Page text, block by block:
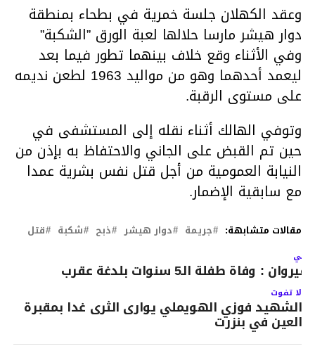
وعقد الكهلان جلسة خمرية في بطحاء بمنطقة
دوار هيشر مارسا حلالها لعبة الورق ”الشكبة”
وفي الأثناء وقع خلاف بينهما تطور فيما بعد
ليعمد أحدهما وهو من مواليد 1963 لطعن نديمه
على مستوى الرقبة.
وتوفي الهالك أثناء نقله إلى المستشفى في
حين تم القبض على الجاني والاحتفاظ به بإذن من
النيابة العمومية من أجل قتل نفس بشرية عمدا
مع سابقية الإضمار.
مقالات متشابهة: جريمة دوار هيشر ذبح شكبة قتل
: وفاة طفلة الـ5 سنوات بلدغة عقرب
لا تفوت
الشهيد فوزي الهويملي يوارى الثرى غدا بمقبرة
العين في بنزرت